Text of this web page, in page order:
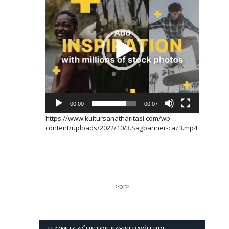
00:00 00:07
https://www.kultursanatharitasi.com/wp-
content/uploads/2022/10/3.Sagbanner-caz3.mp4
>br>